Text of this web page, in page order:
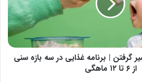
گرفتن | برنامه غذایی در سه بازه سنی
از ۶ تا ۱۲ ماهگی